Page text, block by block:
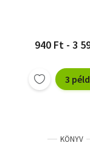
940 Ft - 3
3
KÖNYV